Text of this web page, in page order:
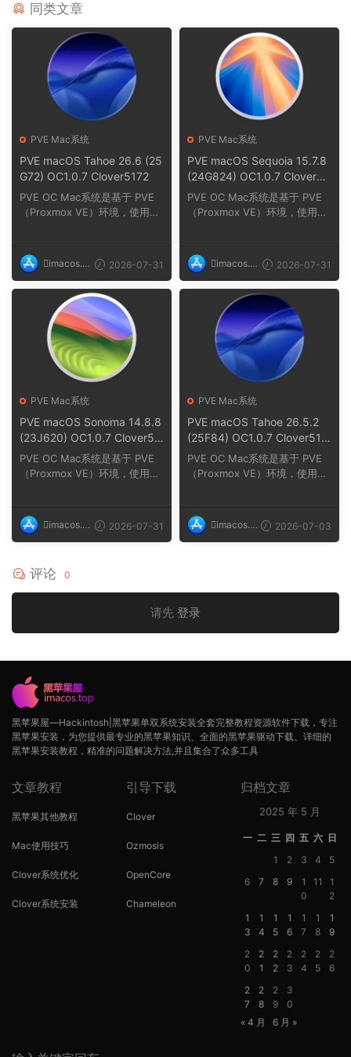
同类文章
PVE Mac系统
PVE macOS Tahoe 26.6 (25
G72) OC1.0.7 Clover5172
PVE OC Mac系统是基于 PVE
（Proxmox VE）环境，使用O
imacos.t
op
2026-07-31
PVE Mac系统
PVE macOS Sequoia 15.7.8
(24G824) OC1.0.7 Clover51
72
PVE OC Mac系统是基于 PVE
（Proxmox VE）环境，使用O
imacos.t
op
2026-07-31
PVE Mac系统
PVE macOS Sonoma 14.8.8
(23J620) OC1.0.7 Clover51
72
PVE OC Mac系统是基于 PVE
（Proxmox VE）环境，使用O
imacos.t
op
2026-07-31
PVE Mac系统
PVE macOS Tahoe 26.5.2
(25F84) OC1.0.7 Clover517
2
PVE OC Mac系统是基于 PVE
（Proxmox VE）环境，使用O
imacos.t
op
2026-07-03
评论 0
请先 登录
黑苹果屋—Hackintosh|黑苹果单双系统安装全套完整教程资源软件下载，专注
黑苹果安装，为您提供最专业的黑苹果知识、全面的黑苹果驱动下载、详细的
黑苹果安装教程，精准的问题解决方法,并且集合了众多工具
文章教程
黑苹果其他教程
Mac使用技巧
Clover系统优化
Clover系统安装
引导下载
Clover
Ozmosis
OpenCore
Chameleon
归档文章
2025 年 5 月
一 二 三 四 五 六 日
1
2 3 4
5
6
7 8 9
1
0
11
1
2
1
3
1
4
1
5
1
6
1
7
1
8
1
9
2
0
2
1
2
2
2
3
2
4
2
5
2
6
2
7
2
8
2
9
3
0
« 4 月
6 月 »